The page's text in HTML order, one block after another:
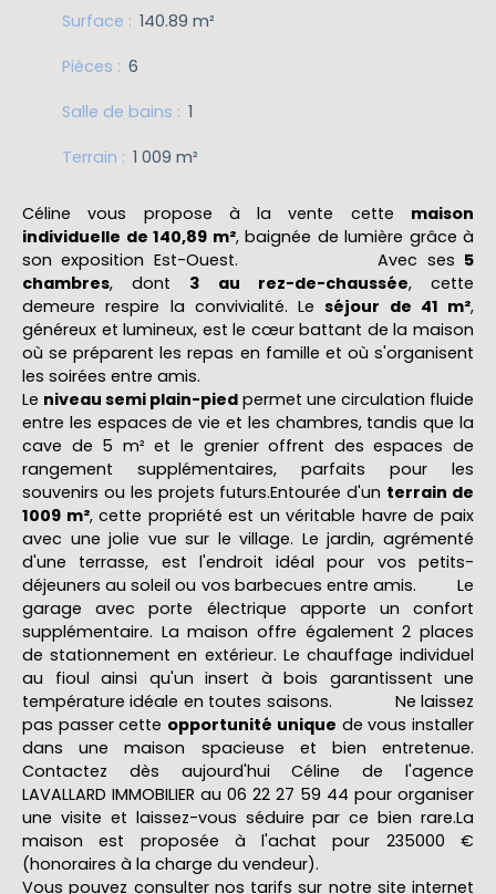
Surface : 140.89 m²
Pièces : 6
Salle de bains : 1
Terrain : 1 009 m²
Céline vous propose à la vente cette maison
individuelle de 140,89 m², baignée de lumière grâce à
son exposition Est-Ouest. Avec ses 5
chambres, dont 3 au rez-de-chaussée, cette
demeure respire la convivialité. Leséjour de 41 m²,
généreux et lumineux, est le cœur battant de la maison
où se préparent les repas en famille et où s'organisent
les soirées entre amis.
Le niveau semi plain-pied permet une circulation fluide
entre les espaces de vie et les chambres, tandis que la
cave de 5 m² et le grenier offrent des espaces de
rangement supplémentaires, parfaits pour les
souvenirs ou les projets futurs.Entourée d'un terrain de
1009 m², cette propriété est un véritable havre de paix
avec une jolie vue sur le village. Le jardin, agrémenté
d'une terrasse, est l'endroit idéal pour vos petits-
déjeuners au soleil ou vos barbecues entre amis.
Le
garage avec porte électrique apporte un confort
supplémentaire. La maison offre également 2 places
de stationnement en extérieur. Le chauffage individuel
au fioul ainsi qu'un insert à bois garantissent une
température idéale en toutes saisons. Ne laissez
pas passer cette opportunité unique de vous installer
dans une maison spacieuse et bien entretenue.
Contactez dès aujourd'hui Céline de l'agence
LAVALLARD IMMOBILIER au 06 22 27 59 44 pour organiser
une visite et laissez-vous séduire par ce bien rare.La
maison est proposée à l'achat pour 235000 €
(honoraires à la charge du vendeur).
Vous pouvez consulter nos tarifs sur notre site internet